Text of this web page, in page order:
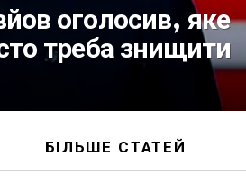
оголосив, яке
треба знищити
БІЛЬШЕ СТАТЕЙ